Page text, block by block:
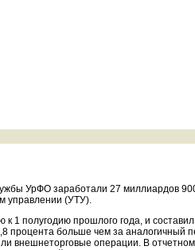
УрФО заработали 27 миллиардов
управлении (УТУ).
1 полугодию прошлого года, и
процента больше чем за аналогичный
внешнеторговые операции. В